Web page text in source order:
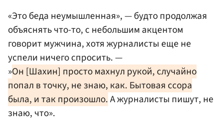
«Это беда неумышленная», — будто продолжая
объяснять что-то, с небольшим акцентом
говорит мужчина, хотя журналисты еще не
успели ничего спросить. —
»Он [Шахин] просто махнул рукой, случайно
попал в точку, не знаю, как. Бытовая ссора
была, и так произошло.А журналисты пишут, не
знаю, что».